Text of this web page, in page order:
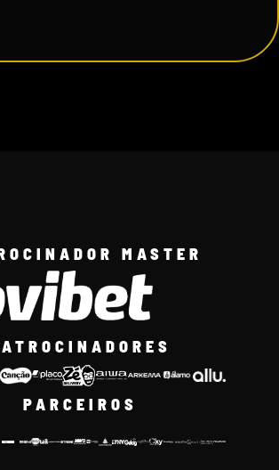
MASTER
PARCEIROS